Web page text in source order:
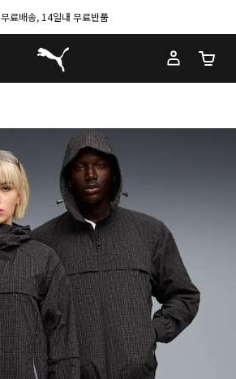
무료배송, 14일내 무료반품
푸마 홈
장바